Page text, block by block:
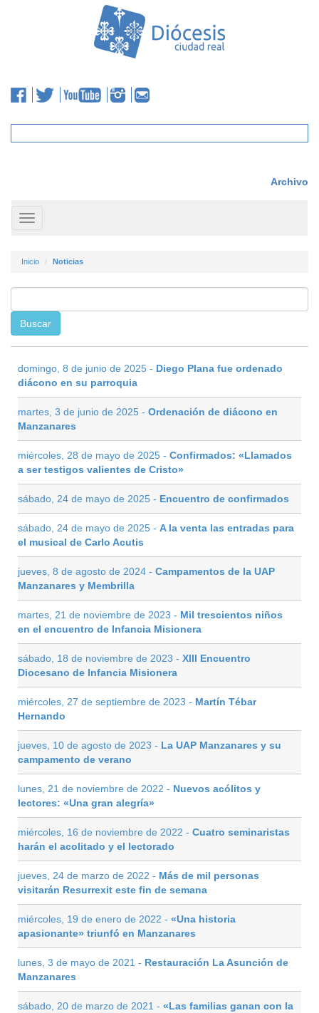
Archivo
Toggle
navigation
Inicio Noticias
domingo, 8 de junio de 2025 - Diego Plana fue ordenado
diácono en su parroquia
martes, 3 de junio de 2025 - Ordenación de diácono en
Manzanares
miércoles, 28 de mayo de 2025 - Confirmados: «Llamados
a ser testigos valientes de Cristo»
sábado, 24 de mayo de 2025 - Encuentro de confirmados
sábado, 24 de mayo de 2025 - A la venta las entradas para
el musical de Carlo Acutis
jueves, 8 de agosto de 2024 - Campamentos de la UAP
Manzanares y Membrilla
martes, 21 de noviembre de 2023 - Mil trescientos niños
en el encuentro de Infancia Misionera
sábado, 18 de noviembre de 2023 - XIII Encuentro
Diocesano de Infancia Misionera
miércoles, 27 de septiembre de 2023 - Martín Tébar
Hernando
jueves, 10 de agosto de 2023 - La UAP Manzanares y su
campamento de verano
lunes, 21 de noviembre de 2022 - Nuevos acólitos y
lectores: «Una gran alegría»
miércoles, 16 de noviembre de 2022 - Cuatro seminaristas
harán el acolitado y el lectorado
jueves, 24 de marzo de 2022 - Más de mil personas
visitarán Resurrexit este fin de semana
miércoles, 19 de enero de 2022 - «Una historia
apasionante» triunfó en Manzanares
lunes, 3 de mayo de 2021 - Restauración La Asunción de
Manzanares
sábado, 20 de marzo de 2021 - «Las familias ganan con la